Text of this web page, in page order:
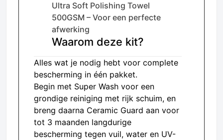
Ultra Soft Polishing Towel
500GSM – Voor een perfecte
afwerking
Waarom deze kit?
Alles wat je nodig hebt voor complete
bescherming in één pakket.
Begin met Super Wash voor een
grondige reiniging met rijk schuim, en
breng daarna Ceramic Guard aan voor
tot 3 maanden langdurige
bescherming tegen vuil, water en UV-